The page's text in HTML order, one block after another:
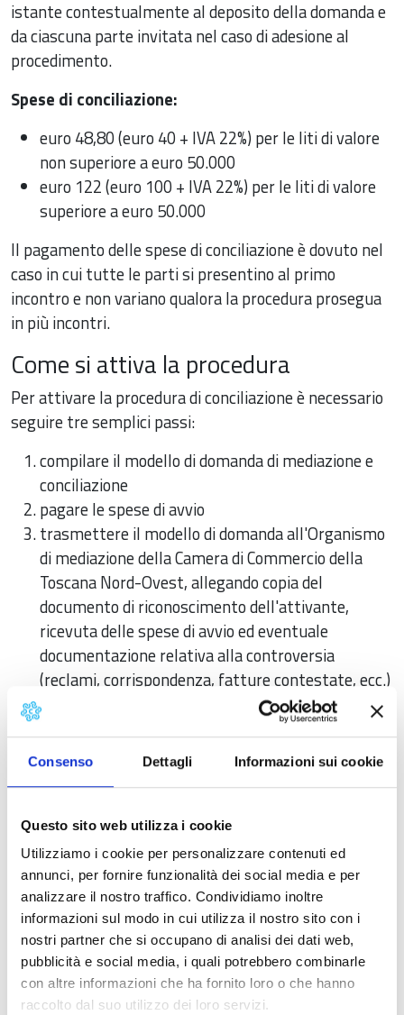
Consenso Dettagli Informazioni sui cookie
Questo sito web utilizza i cookie
Utilizziamo i cookie per personalizzare contenuti ed
annunci, per fornire funzionalità dei social media e per
analizzare il nostro traffico. Condividiamo inoltre
informazioni sul modo in cui utilizza il nostro sito con i
nostri partner che si occupano di analisi dei dati web,
pubblicità e social media, i quali potrebbero combinarle
con altre informazioni che ha fornito loro o che hanno
raccolto dal suo utilizzo dei loro servizi.
istante contestualmente al deposito della domanda e
da ciascuna parte invitata nel caso di adesione al
procedimento.
Spese di conciliazione:
euro 48,80 (euro 40 + IVA 22%) per le liti di valore
non superiore a euro 50.000
euro 122 (euro 100 + IVA 22%) per le liti di valore
superiore a euro 50.000
Il pagamento delle spese di conciliazione è dovuto nel
caso in cui tutte le parti si presentino al primo
incontro e non variano qualora la procedura prosegua
in più incontri.
Come si attiva la procedura
Per attivare la procedura di conciliazione è necessario
seguire tre semplici passi:
compilare il modello di domanda di mediazione e
conciliazione
pagare le spese di avvio
trasmettere il modello di domanda all'Organismo
di mediazione della Camera di Commercio della
Toscana Nord-Ovest, allegando copia del
documento di riconoscimento dell'attivante,
ricevuta delle spese di avvio ed eventuale
documentazione relativa alla controversia
(reclami, corrispondenza, fatture contestate, ecc.)
L'incontro di conciliazione viene fissato dalla
Segreteria entro 30 giorni dalla presentazione della
domanda e la procedura dovrà concludersi entro 90
giorni.
I pagamenti devono avvenire esclusivamente
attraverso la piattaforma collegata a PagoPA
denominata SIPA inserendo nella causale "Servizio di
conciliazione avvio/adesione conciliazione oppure
spese di conciliazione + Nominativo dell'istante + sede
dell’organismo".
Qualora l’utente fosse in difficoltà con il pagamento